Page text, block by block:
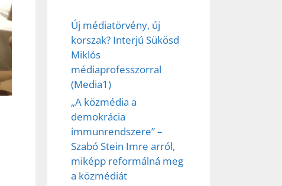
Új médiatörvény, új
korszak? Interjú Sükösd
Miklós
médiaprofesszorral
(Media1)
„A közmédia a
demokrácia
immunrendszere” –
Szabó Stein Imre arról,
miképp reformálná meg
a közmédiát